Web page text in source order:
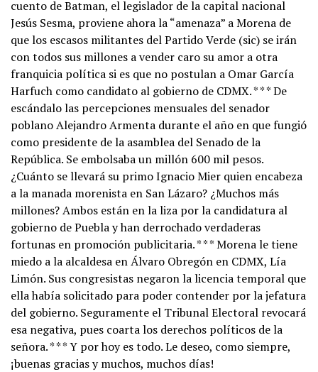
cuento de Batman, el legislador de la capital nacional
Jesús Sesma, proviene ahora la “amenaza” a Morena de
que los escasos militantes del Partido Verde (sic) se irán
con todos sus millones a vender caro su amor a otra
franquicia política si es que no postulan a Omar García
Harfuch como candidato al gobierno de CDMX. * * * De
escándalo las percepciones mensuales del senador
poblano Alejandro Armenta durante el año en que fungió
como presidente de la asamblea del Senado de la
República. Se embolsaba un millón 600 mil pesos.
¿Cuánto se llevará su primo Ignacio Mier quien encabeza
a la manada morenista en San Lázaro? ¿Muchos más
millones? Ambos están en la liza por la candidatura al
gobierno de Puebla y han derrochado verdaderas
fortunas en promoción publicitaria. * * * Morena le tiene
miedo a la alcaldesa en Álvaro Obregón en CDMX, Lía
Limón. Sus congresistas negaron la licencia temporal que
ella había solicitado para poder contender por la jefatura
del gobierno. Seguramente el Tribunal Electoral revocará
esa negativa, pues coarta los derechos políticos de la
señora. * * * Y por hoy es todo. Le deseo, como siempre,
¡buenas gracias y muchos, muchos días!